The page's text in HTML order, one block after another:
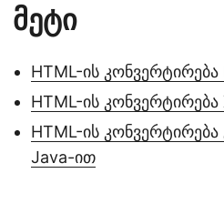
მეტი
HTML-ის
HTML-ის
HTML-ის კონვერტირება
Java-ით